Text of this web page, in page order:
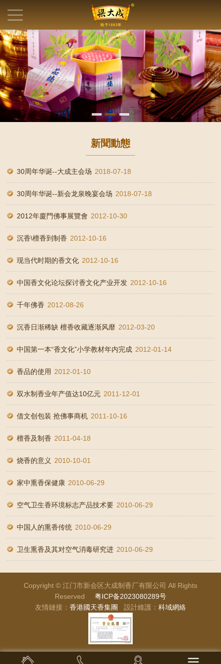
新聞動態
30周年华诞--大成主会场 2018-07-18
30周年华诞--新会龙泉晚宴会场 2018-07-18
2012年廈門佛事展覽會 2012-10-30
沉香\檀香到制香 2012-10-16
现当代时期的香文化 2012-10-16
中国香文化论坛探讨香文化产业开发 2012-10-16
千年佛香 2012-08-26
沉香日渐稀缺 檀香收藏逐渐风靡 2012-03-20
中国第一本“香文化”小学教材年内完成 2012-01-14
香品的使用 2012-01-10
双水制香业年产值达10亿元 2011-12-01
借文创包装 抢佛事商机 2011-10-16
檀香及制香 2011-04-18
烧香的意义 2010-10-01
家中熏香保健康 2010-06-29
空气卫生香环境标志产品技术要 2010-06-29
中国人的熏香传统 2010-06-29
卫生熏香及其对空气消毒研究进 2010-06-29
Copyright © 江门市新会区大成制香厂有限公司 All Rights
Reserved 粤ICP备2023080289号
友情鏈接： 香港國天香集團 設計維護： 科域網絡